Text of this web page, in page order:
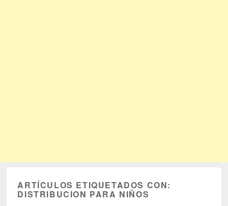
ARTÍCULOS ETIQUETADOS CON:
DISTRIBUCION PARA NIÑOS